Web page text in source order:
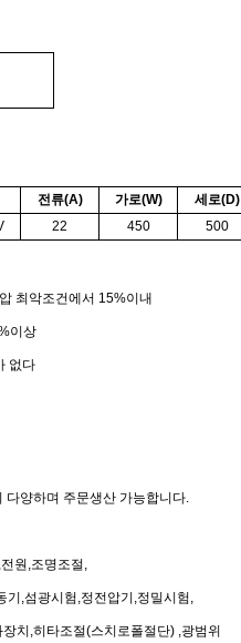
전류(A) 가로(W) 세로(D)
22 450 500
최악조건에서 15%이내
이상
없다
양하며 주문생산 가능합니다.
원,조명조절,
기,섬광시험,정전압기,정밀시험,
치,히타조절(스치로폴절단) ,광범위